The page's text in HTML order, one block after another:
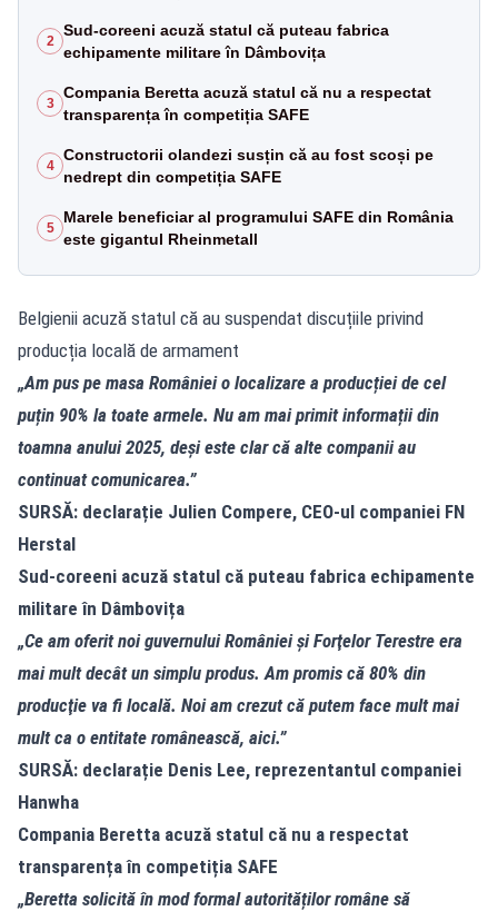
2
Sud-coreeni acuză statul că puteau fabrica
echipamente militare în Dâmbovița
3
Compania Beretta acuză statul că nu a respectat
transparența în competiția SAFE
4
Constructorii olandezi susțin că au fost scoși pe
nedrept din competiția SAFE
5
Marele beneficiar al programului SAFE din România
este gigantul Rheinmetall
Belgienii acuză statul că au suspendat discuțiile privind
producția locală de armament
„Am pus pe masa României o localizare a producției de cel
puțin 90% la toate armele. Nu am mai primit informații din
toamna anului 2025, deși este clar că alte companii au
continuat comunicarea.”
SURSĂ: declarație Julien Compere, CEO-ul companiei FN
Herstal
Sud-coreeni acuză statul că puteau fabrica echipamente
militare în Dâmbovița
„Ce am oferit noi guvernului României şi Forţelor Terestre era
mai mult decât un simplu produs. Am promis că 80% din
producţie va fi locală. Noi am crezut că putem face mult mai
mult ca o entitate românească, aici.”
SURSĂ: declarație Denis Lee, reprezentantul companiei
Hanwha
Compania Beretta acuză statul că nu a respectat
transparența în competiția SAFE
„Beretta solicită în mod formal autorităților române să